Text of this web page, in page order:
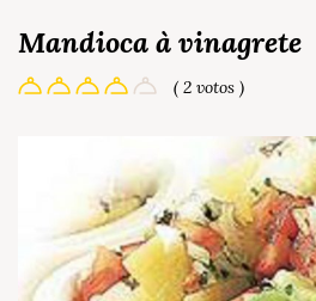
Mandioca à vinagrete
( 2 votos )